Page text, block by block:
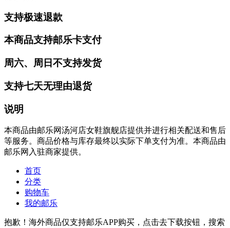
支持极速退款
本商品支持邮乐卡支付
周六、周日不支持发货
支持七天无理由退货
说明
本商品由邮乐网汤河店女鞋旗舰店提供并进行相关配送和售后
等服务。商品价格与库存最终以实际下单支付为准。本商品由
邮乐网入驻商家提供。
首页
分类
购物车
我的邮乐
抱歉！海外商品仅支持邮乐APP购买，点击去下载按钮，搜索